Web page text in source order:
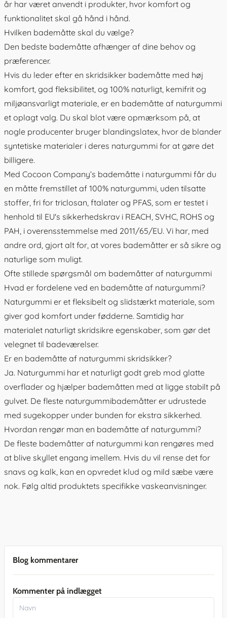
år har været anvendt i produkter, hvor komfort og
funktionalitet skal gå hånd i hånd.
Hvilken bademåtte skal du vælge?
Den bedste bademåtte afhænger af dine behov og
præferencer.
Hvis du leder efter en skridsikker bademåtte med høj
komfort, god fleksibilitet, og 100% naturligt, kemifrit og
miljøansvarligt materiale, er en bademåtte af naturgummi
et oplagt valg. Du skal blot være opmærksom på, at
nogle producenter bruger blandingslatex, hvor de blander
syntetiske materialer i deres naturgummi for at gøre det
billigere.
Med Cocoon Company’s bademåtte i naturgummi får du
en måtte fremstillet af 100% naturgummi, uden tilsatte
stoffer, fri for triclosan, ftalater og PFAS, som er testet i
henhold til EU's sikkerhedskrav i REACH, SVHC, ROHS og
PAH, i overensstemmelse med 2011/65/EU. Vi har, med
andre ord, gjort alt for, at vores bademåtter er så sikre og
naturlige som muligt.
Ofte stillede spørgsmål om bademåtter af naturgummi
Hvad er fordelene ved en bademåtte af naturgummi?
Naturgummi er et fleksibelt og slidstærkt materiale, som
giver god komfort under fødderne. Samtidig har
materialet naturligt skridsikre egenskaber, som gør det
velegnet til badeværelser.
Er en bademåtte af naturgummi skridsikker?
Ja. Naturgummi har et naturligt godt greb mod glatte
overflader og hjælper bademåtten med at ligge stabilt på
gulvet. De fleste naturgummibademåtter er udrustede
med sugekopper under bunden for ekstra sikkerhed.
Hvordan rengør man en bademåtte af naturgummi?
De fleste bademåtter af naturgummi kan rengøres med
at blive skyllet engang imellem. Hvis du vil rense det for
snavs og kalk, kan en opvredet klud og mild sæbe være
nok. Følg altid produktets specifikke vaskeanvisninger.
Blog kommentarer
Kommenter på indlægget